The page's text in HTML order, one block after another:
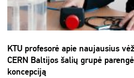
KTU profesorė apie naujausius
CERN Baltijos šalių grupė
koncepciją